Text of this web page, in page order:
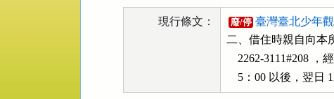
現行條文： 廢/停 臺灣臺北少年
二、借住時親自向本
2262-3111#208
5：00 以後，翌日